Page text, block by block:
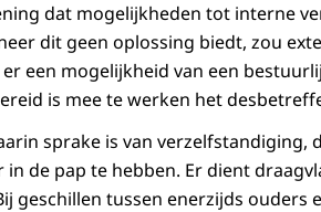
dat mogelijkheden tot interne
dit geen oplossing biedt, zou
een mogelijkheid van een
is mee te werken het
sprake is van verzelfstandiging,
de pap te hebben. Er dient
geschillen tussen enerzijds ouders